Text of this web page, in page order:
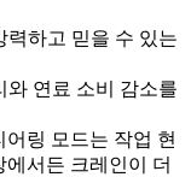
력하고 믿을 수 있는
와 연료 소비 감소를
링 모드는 작업 현
서든 크레인이 더